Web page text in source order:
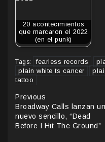
20 acontecimientos
que marcaron el 2022
(en el punk)
Tags: fearless records
plain white ts cancer
tattoo
Continue
Reading
Previous
Broadway Calls lanzan un
nuevo sencillo, “Dead
Before I Hit The Ground”